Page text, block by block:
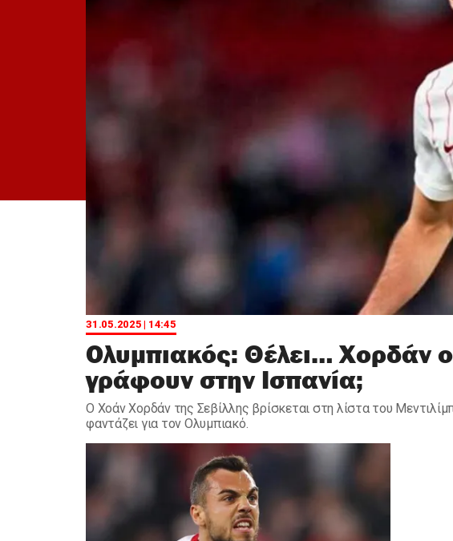
31.05.2025 | 14:45
Ολυμπιακός: Θέλει… Χορδάν ο
γράφουν στην Ισπανία;
Ο Χοάν Χορδάν της Σεβίλλης βρίσκεται στη λίστα του
φαντάζει για τον Ολυμπιακό.